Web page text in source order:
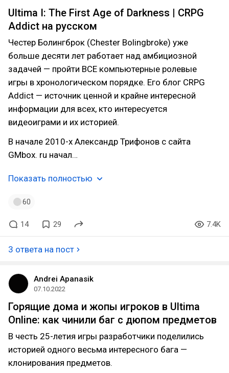
Ultima I: The First Age of Darkness | CRPG
Addict на русском
Честер Болингброк (Chester Bolingbroke) уже
больше десяти лет работает над амбициозной
задачей — пройти ВСЕ компьютерные ролевые
игры в хронологическом порядке. Его блог CRPG
Addict — источник ценной и крайне интересной
информации для всех, кто интересуется
видеоиграми и их историей.
В начале 2010-х Александр Трифонов с сайта
GMbox. ru начал…
Показать полностью
60
14 29 7.4K
3 ответа на пост
Andrei Apanasik
07.10.2022
Горящие дома и жопы игроков в Ultima
Online: как чинили баг с дюпом предметов
В честь 25-летия игры разработчики поделились
историей одного весьма интересного бага —
клонирования предметов.